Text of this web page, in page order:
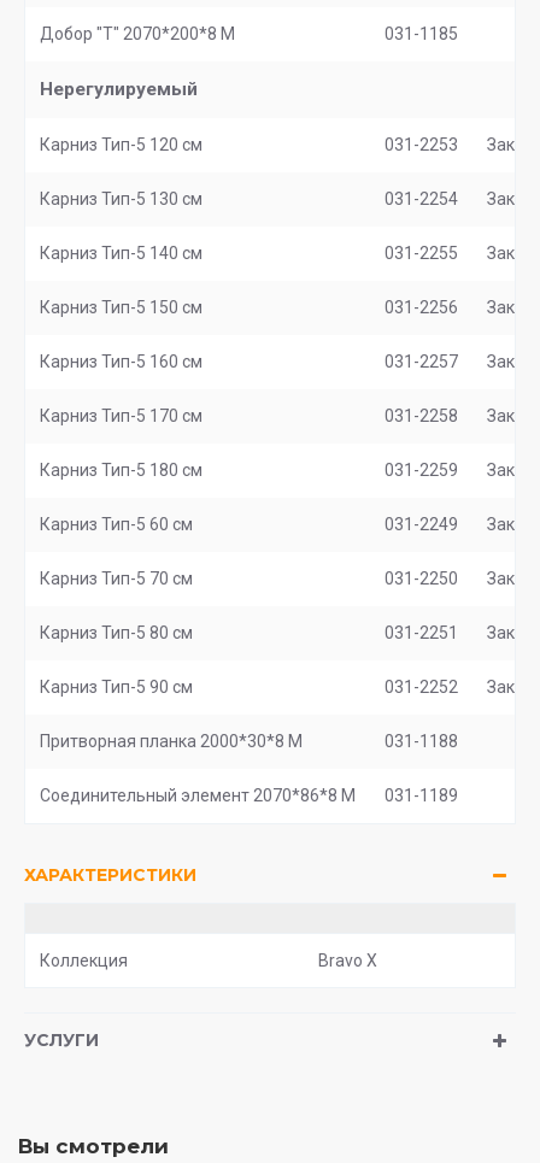
Добор "Т" 2070*200*8 М 031-1185
Нерегулируемый
Карниз Тип-5 120 см 031-2253 Заказ
Карниз Тип-5 130 см 031-2254 Заказ
Карниз Тип-5 140 см 031-2255 Заказ
Карниз Тип-5 150 см 031-2256 Заказ
Карниз Тип-5 160 см 031-2257 Заказ
Карниз Тип-5 170 см 031-2258 Заказ
Карниз Тип-5 180 см 031-2259 Заказ
Карниз Тип-5 60 см 031-2249 Заказ
Карниз Тип-5 70 см 031-2250 Заказ
Карниз Тип-5 80 см 031-2251 Заказ
Карниз Тип-5 90 см 031-2252 Заказ
Притворная планка 2000*30*8 М 031-1188
Соединительный элемент 2070*86*8 M 031-1189
ХАРАКТЕРИСТИКИ
Коллекция Bravo X
УСЛУГИ
Вы смотрели